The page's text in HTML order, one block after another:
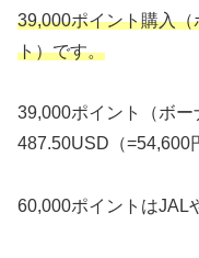
39,000ポイント購入
ト）です。
39,000ポイント（ボ
487.50USD（=54,600
60,000ポイントはJAL